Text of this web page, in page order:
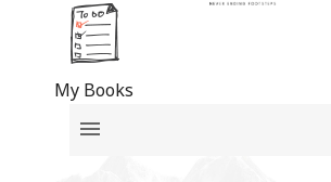
My Books